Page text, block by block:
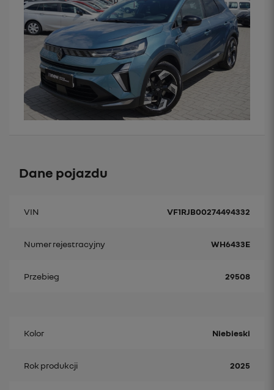
Dane pojazdu
VIN VF1RJB00274494332
Numer rejestracyjny WH6433E
Przebieg 29508
Kolor Niebieski
Rok produkcji 2025